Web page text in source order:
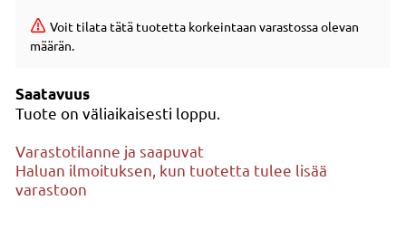
Voit tilata tätä tuotetta korkeintaan varastossa olevan
määrän.
Saatavuus
Tuote on väliaikaisesti loppu.
Varastotilanne ja saapuvat
Haluan ilmoituksen, kun tuotetta tulee lisää
varastoon